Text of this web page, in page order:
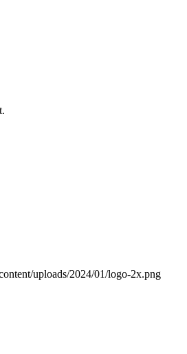
uploads/2024/01/logo-2x.png